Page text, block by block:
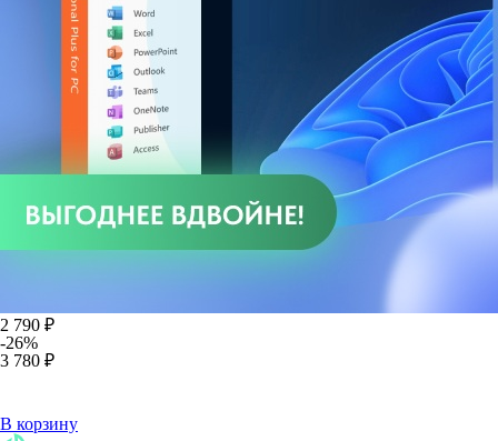
2 790 ₽
-26%
3 780 ₽
В корзину